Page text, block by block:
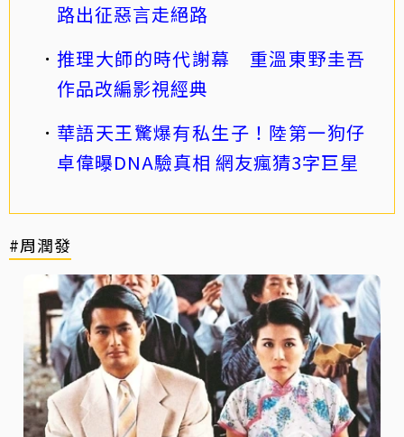
路出征惡言走絕路
推理大師的時代謝幕 重溫東野圭吾
作品改編影視經典
華語天王驚爆有私生子！陸第一狗仔
卓偉曝DNA驗真相 網友瘋猜3字巨星
#周潤發